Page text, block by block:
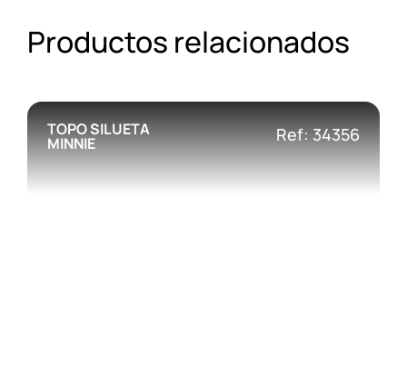
Productos relacionados
TOPO SILUETA
MINNIE Ref: 34356